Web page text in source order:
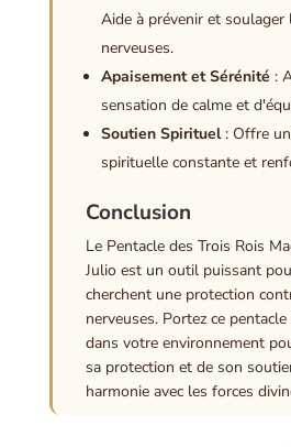
Aide à prévenir et soulager
nerveuses.
Apaisement et Sérénité :
sensation de calme et
Soutien Spirituel: Offre
spirituelle constante et
Conclusion
Le Pentacle des Trois Rois
Julio est un outil puissant
cherchent une protection
nerveuses. Portez ce
dans votre environnement
sa protection et de son
harmonie avec les forces